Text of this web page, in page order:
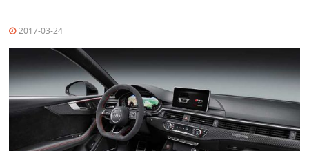
2017-03-24